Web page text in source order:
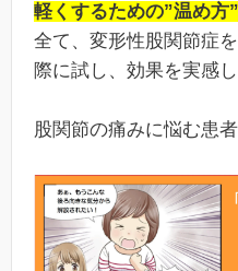
軽くするための”温め方
全て、変形性股関節症
際に試し、効果を実感
股関節の痛みに悩む患